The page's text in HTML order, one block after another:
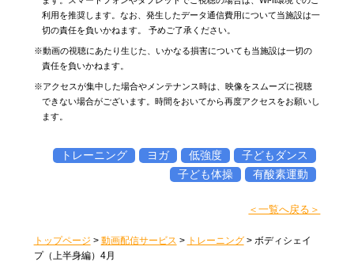
利用を推奨します。なお、発生したデータ通信費用について当施設は一
切の責任を負いかねます。 予めご了承ください。
※動画の視聴にあたり生じた、いかなる損害についても当施設は一切の
責任を負いかねます。
※アクセスが集中した場合やメンテナンス時は、映像をスムーズに視聴
できない場合がございます。時間をおいてから再度アクセスをお願いし
ます。
トレーニング ヨガ 低強度
子どもダンス
子ども体操
有酸素運動
＜一覧へ戻る＞
トップページ > 動画配信サービス > トレーニング> ボディシェイ
プ（上半身編）4月